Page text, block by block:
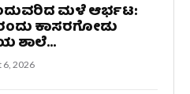
ಮಳೆ ಆರ್ಭಟ:
ಕಾಸರಗೋಡು
ಶಾಲೆ...
6, 2026